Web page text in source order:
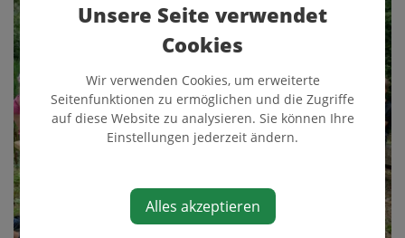
Unsere Seite verwendet
Cookies
Wir verwenden Cookies, um erweiterte
Seitenfunktionen zu ermöglichen und die Zugriffe
auf diese Website zu analysieren. Sie können Ihre
Einstellungen jederzeit ändern.
Alles akzeptieren